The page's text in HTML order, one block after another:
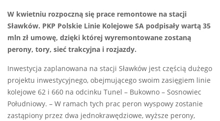
W kwietniu rozpoczną się prace remontowe na stacji
Sławków. PKP Polskie Linie Kolejowe SA podpisały wartą 35
mln zł umowę, dzięki której wyremontowane zostaną
perony, tory, sieć trakcyjna i rozjazdy.
Inwestycja zaplanowana na stacji Sławków jest częścią dużego
projektu inwestycyjnego, obejmującego swoim zasięgiem linie
kolejowe 62 i 660 na odcinku Tunel – Bukowno – Sosnowiec
Południowy. – W ramach tych prac peron wyspowy zostanie
zastąpiony przez dwa jednokrawędziowe, wyższe perony,